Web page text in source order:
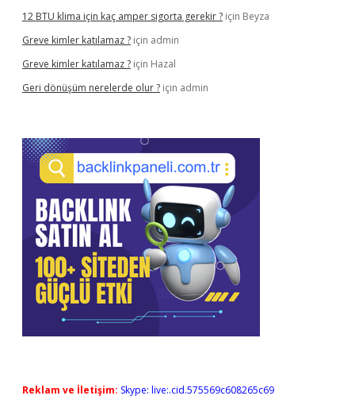
12 BTU klima için kaç amper sigorta gerekir ? için Beyza
Greve kimler katılamaz ? için admin
Greve kimler katılamaz ? için Hazal
Geri dönüşüm nerelerde olur ? için admin
Reklam ve İletişim: Skype: live:.cid.575569c608265c69